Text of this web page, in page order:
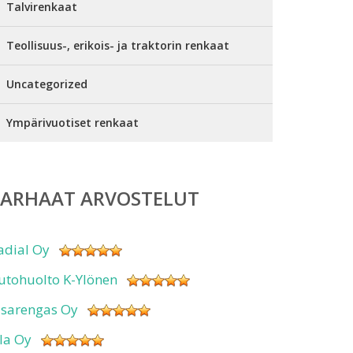
Talvirenkaat
Teollisuus-, erikois- ja traktorin renkaat
Uncategorized
Ympärivuotiset renkaat
ARVOSTELUT
Oy
K-Ylönen
Oy
Oy